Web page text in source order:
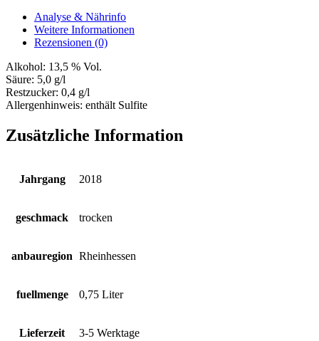
Analyse & Nährinfo
Weitere Informationen
Rezensionen (0)
Alkohol: 13,5 % Vol.
Säure: 5,0 g/l
Restzucker: 0,4 g/l
Allergenhinweis: enthält Sulfite
Zusätzliche Information
Jahrgang 2018
geschmack trocken
anbauregion Rheinhessen
fuellmenge 0,75 Liter
Lieferzeit 3-5 Werktage